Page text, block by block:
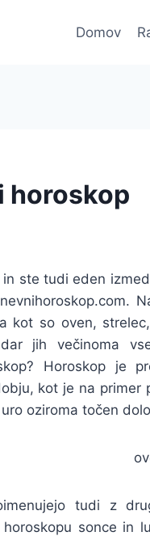
Domov
horoskop
in ste tudi eden
kot so oven,
jih večinoma
Horoskop je
kot je na
oziroma točen
tudi z
sonce in